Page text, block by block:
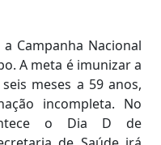
Campanha Nacional
A meta é imunizar a
meses a 59 anos,
incompleta. No
o Dia D de